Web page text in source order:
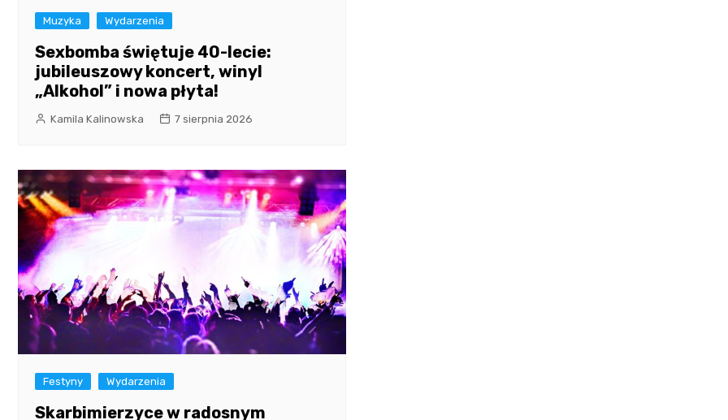
Muzyka Wydarzenia
Sexbomba świętuje 40-lecie:
jubileuszowy koncert, winyl
„Alkohol” i nowa płyta!
Kamila Kalinowska 7 sierpnia 2026
Festyny Wydarzenia
Skarbimierzyce w radosnym